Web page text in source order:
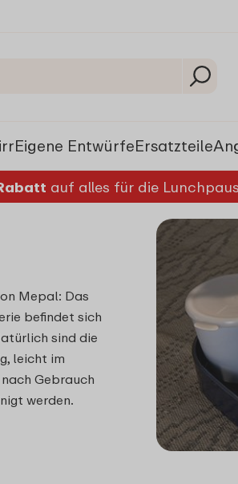
Eigene EntwürfeErsatzteile
auf alles für die
Mepal: Das
befindet sich
sind die
leicht im
Gebrauch
werden.